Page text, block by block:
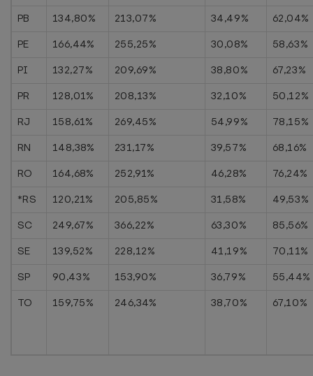
PB
134,80% 213,07% 34,49%
62,04%
PE
166,44% 255,25% 30,08%
58,63%
PI
132,27% 209,69% 38,80%
67,23%
PR
128,01% 208,13% 32,10%
50,12%
RJ
158,61% 269,45% 54,99%
78,15%
RN
148,38% 231,17% 39,57%
68,16%
RO
164,68% 252,91% 46,28%
76,24%
*RS
120,21% 205,85% 31,58%
49,53%
SC
249,67% 366,22% 63,30%
85,56%
SE
139,52% 228,12% 41,19%
70,11%
SP
90,43% 153,90% 36,79%
55,44%
TO
159,75% 246,34% 38,70% 67,10%